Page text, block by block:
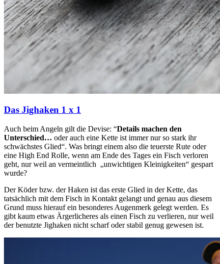
Das Jighaken 1 x 1
Auch beim Angeln gilt die Devise: “Details machen den
Unterschied… oder auch eine Kette ist immer nur so stark ihr
schwächstes Glied“. Was bringt einem also die teuerste Rute oder
eine High End Rolle, wenn am Ende des Tages ein Fisch verloren
geht, nur weil an vermeintlich „unwichtigen Kleinigkeiten“ gespart
wurde?
Der Köder bzw. der Haken ist das erste Glied in der Kette, das
tatsächlich mit dem Fisch in Kontakt gelangt und genau aus diesem
Grund muss hierauf ein besonderes Augenmerk gelegt werden. Es
gibt kaum etwas Ärgerlicheres als einen Fisch zu verlieren, nur weil
der benutzte Jighaken nicht scharf oder stabil genug gewesen ist.